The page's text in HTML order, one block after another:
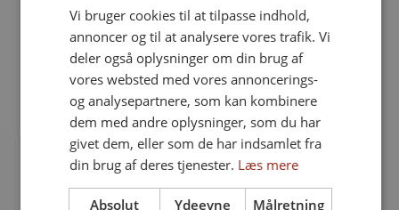
Vi bruger cookies til at tilpasse indhold,
annoncer og til at analysere vores trafik. Vi
deler også oplysninger om din brug af
vores websted med vores annoncerings-
og analysepartnere, som kan kombinere
dem med andre oplysninger, som du har
givet dem, eller som de har indsamlet fra
din brug af deres tjenester. Læs mere
Absolut Ydeevne Målretning